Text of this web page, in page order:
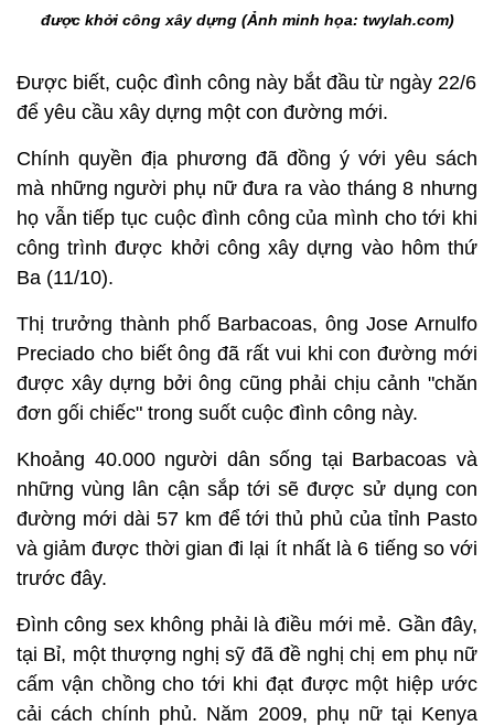
được khởi công xây dựng (Ảnh minh họa: twylah.com)
Được biết, cuộc đình công này bắt đầu từ ngày 22/6
để yêu cầu xây dựng một con đường mới.
Chính quyền địa phương đã đồng ý với yêu sách
mà những người phụ nữ đưa ra vào tháng 8 nhưng
họ vẫn tiếp tục cuộc đình công của mình cho tới khi
công trình được khởi công xây dựng vào hôm thứ
Ba (11/10).
Thị trưởng thành phố Barbacoas, ông Jose Arnulfo
Preciado cho biết ông đã rất vui khi con đường mới
được xây dựng bởi ông cũng phải chịu cảnh "chăn
đơn gối chiếc" trong suốt cuộc đình công này.
Khoảng 40.000 người dân sống tại Barbacoas và
những vùng lân cận sắp tới sẽ được sử dụng con
đường mới dài 57 km để tới thủ phủ của tỉnh Pasto
và giảm được thời gian đi lại ít nhất là 6 tiếng so với
trước đây.
Đình công sex không phải là điều mới mẻ. Gần đây,
tại Bỉ, một thượng nghị sỹ đã đề nghị chị em phụ nữ
cấm vận chồng cho tới khi đạt được một hiệp ước
cải cách chính phủ. Năm 2009, phụ nữ tại Kenya